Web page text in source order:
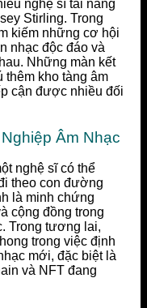
nghệ sĩ tài năng
Stirling. Trong
kiếm những cơ hội
nhạc độc đáo và
Những màn kết
thêm kho tàng âm
cận được nhiều đối
Âm Nhạc
nghệ sĩ có thể
theo con đường
là minh chứng
cộng đồng trong
Trong tương lai,
trong việc định
mới, đặc biệt là
và NFT đang